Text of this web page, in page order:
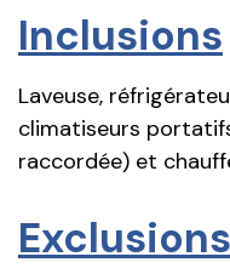
Inclusions
Laveuse,
climatiseurs
raccordée) et
Exclusions